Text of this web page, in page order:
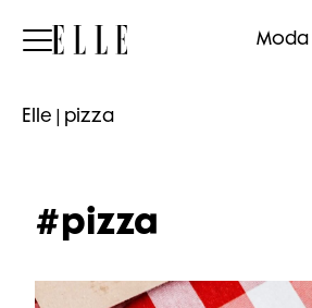
Elle Moda
Elle pizza
#pizza